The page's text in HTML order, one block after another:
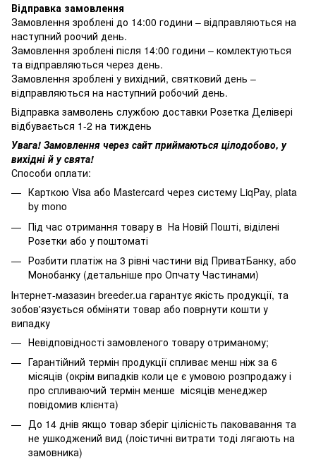
Відправка замовлення
Замовлення зроблені до 14:00 години – відправляються на
наступний роочий день.
Замовлення зроблені після 14:00 години – комлектуються
та відправляються через день.
Замовлення зроблені у вихідний, святковий день –
відправляються на наступний робочий день.
Відправка замволень службою доставки Розетка Делівері
відбувається 1-2 на тиждень
Увага! Замовлення через сайт приймаються цілодобово, у
вихідні й у свята!
Способи оплати:
Карткою Visa або Mastercard через систему LiqPay, plata
by mono
Під час отримання товару в На Новій Пошті, віділені
Розетки або у поштоматі
Розбити платіж на 3 рівні частини від ПриватБанку, або
Монобанку (детальніше про Опчату Частинами)
Інтернет-мазазин breeder.ua гарантує якість продукції, та
зобов'язується обміняти товар або поврнути кошти у
випадку
Невідповідності замовленого товару отриманому;
Гарантійний термін продукції спливає менш ніж за 6
місяців (окрім випадків коли це є умовою розпродажу і
про спливаючий термін менше місяців менеджер
повідомив клієнта)
До 14 днів якщо товар зберіг цілісність паковавання та
не ушкоджений вид (лоістичні витрати тоді лягають на
замовника)